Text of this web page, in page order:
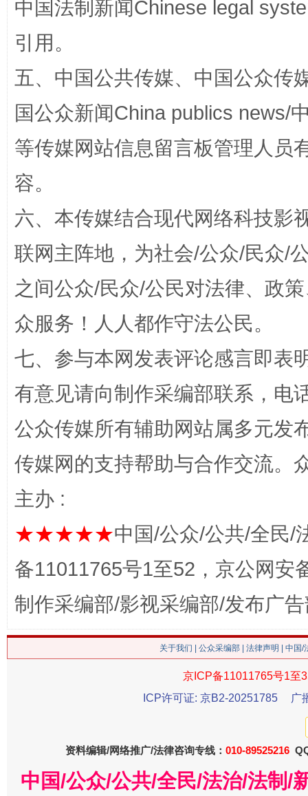
招工难、用工荒背后
网上购药对药下症？
这是一记警钟！ 谢
中国法制新闻Chinese legal
引用。
五、中国公共传媒、中国公众传
国公众新闻China publics news/
等传媒网站信息留言板管理人员
容。
六、本传媒结合现代网络科技影
联网主阵地，为社会/公众/民众/
之间公众/民众/公民对法律、政
众服务！人人都作守法公民。
七、参与本网发表评论感言即表
有意见请向制作采编部联系，电
公众传媒所有辅助网站属多元发
传媒网的支持帮助与合作交流。
主办 :
★★★★★中国/公众/公共/全民/
备11011765号1至52，京公网安
制作采编部/影视采编部/发布广
关于我们 公众采编部 法律声明 | 中国
京ICP备11011765号1至
ICP许可证: 京B2-20251785
广
资料编辑/网络推广/法律咨询专线： 010-89525216
中国/公众/公共/全民/法治/法制/